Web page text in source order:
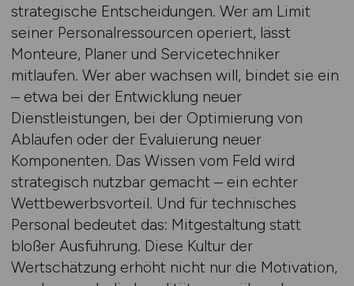
strategische Entscheidungen. Wer am Limit
seiner Personalressourcen operiert, lässt
Monteure, Planer und Servicetechniker
mitlaufen. Wer aber wachsen will, bindet sie ein
– etwa bei der Entwicklung neuer
Dienstleistungen, bei der Optimierung von
Abläufen oder der Evaluierung neuer
Komponenten. Das Wissen vom Feld wird
strategisch nutzbar gemacht – ein echter
Wettbewerbsvorteil. Und für technisches
Personal bedeutet das: Mitgestaltung statt
bloßer Ausführung. Diese Kultur der
Wertschätzung erhöht nicht nur die Motivation,